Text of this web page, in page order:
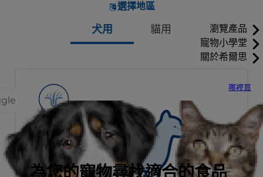
選擇地區
瀏覽產品
寵物小學堂
關於希爾思
哪裡買
為您的寵物尋找適合的食品
犬用 貓用